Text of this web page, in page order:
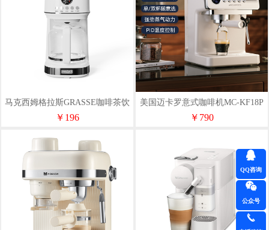
马克西姆格拉斯GRASSE咖啡茶饮
机MKA158
￥196
美国迈卡罗意式咖啡机MC-KF18P
￥790
QQ咨询
公众号